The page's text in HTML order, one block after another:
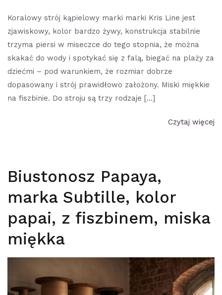
Koralowy strój kąpielowy marki marki Kris Line jest
zjawiskowy, kolor bardzo żywy, konstrukcja stabilnie
trzyma piersi w miseczce do tego stopnia, że można
skakać do wody i spotykać się z falą, biegać na plaży za
dziećmi – pod warunkiem, że rozmiar dobrze
dopasowany i strój prawidłowo założony. Miski miękkie
na fiszbinie. Do stroju są trzy rodzaje […]
Czytaj więcej
Biustonosz Papaya,
marka Subtille, kolor
papai, z fiszbinem, miska
miękka